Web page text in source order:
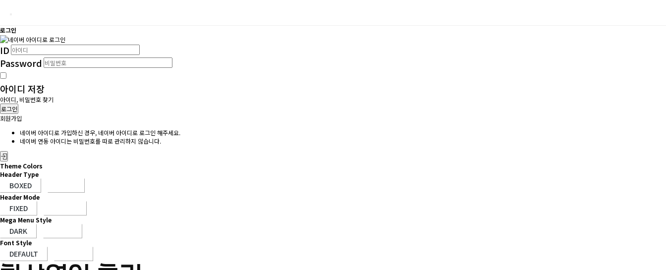
로그인
ID
Password
아이디 저장
아이디, 비밀번호 찾기
로그인
회원가입
네이버 아이디로 가입하신 경우, 네이버 아이디로 로그인 해주세요.
네이버 연동 아이디는 비밀번호를 따로 관리하지 않습니다.
Theme Colors
Header Type
Header Mode
Mega Menu Style
Font Style